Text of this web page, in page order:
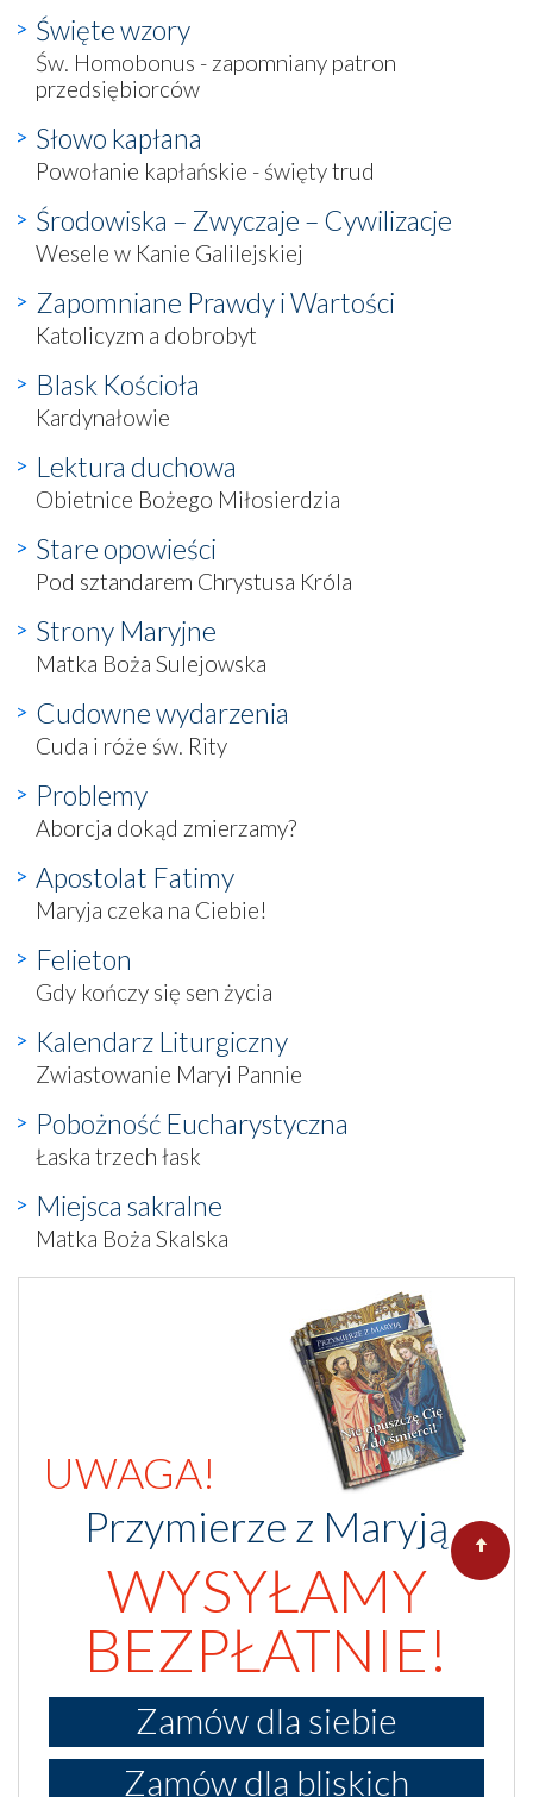
Święte wzory
Św. Homobonus - zapomniany patron
przedsiębiorców
Słowo kapłana
Powołanie kapłańskie - święty trud
Środowiska – Zwyczaje – Cywilizacje
Wesele w Kanie Galilejskiej
Zapomniane Prawdy i Wartości
Katolicyzm a dobrobyt
Blask Kościoła
Kardynałowie
Lektura duchowa
Obietnice Bożego Miłosierdzia
Stare opowieści
Pod sztandarem Chrystusa Króla
Strony Maryjne
Matka Boża Sulejowska
Cudowne wydarzenia
Cuda i róże św. Rity
Problemy
Aborcja dokąd zmierzamy?
Apostolat Fatimy
Maryja czeka na Ciebie!
Felieton
Gdy kończy się sen życia
Kalendarz Liturgiczny
Zwiastowanie Maryi Pannie
Pobożność Eucharystyczna
Łaska trzech łask
Miejsca sakralne
Matka Boża Skalska
UWAGA!
Przymierze z Maryją
WYSYŁAMY
BEZPŁATNIE!
Zamów dla siebie
Zamów dla bliskich